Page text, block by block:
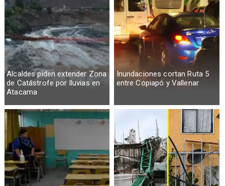
Alcaldes piden extender Zona
de Catástrofe por lluvias en
Atacama
Inundaciones cortan Ruta 5
entre Copiapó y Vallenar